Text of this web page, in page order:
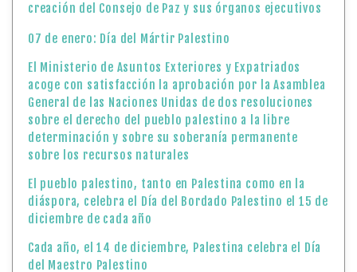
creación del Consejo de Paz y sus órganos ejecutivos
07 de enero: Día del Mártir Palestino
El Ministerio de Asuntos Exteriores y Expatriados
acoge con satisfacción la aprobación por la Asamblea
General de las Naciones Unidas de dos resoluciones
sobre el derecho del pueblo palestino a la libre
determinación y sobre su soberanía permanente
sobre los recursos naturales
El pueblo palestino, tanto en Palestina como en la
diáspora, celebra el Día del Bordado Palestino el 15 de
diciembre de cada año
Cada año, el 14 de diciembre, Palestina celebra el Día
del Maestro Palestino